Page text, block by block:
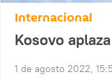
Internacional
Kosovo
1 de agosto 2022,